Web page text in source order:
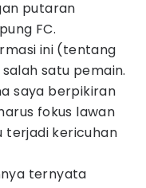
putaran
FC.
ini (tentang
satu pemain.
saya berpikiran
fokus lawan
terjadi kericuhan
ternyata